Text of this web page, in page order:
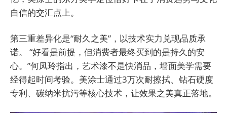
自信的交汇点上。
第三重差异化是“耐久之美”，以技术实力兑现品质承
诺。 “好看是前提，但消费者最终买到的是持久的安
心。”何凤玲指出，艺术漆不是快消品，墙面美学需要
经得起时间考验。美涂士通过3万次耐擦拭、钻石硬度
专利、碳纳米抗污等核心技术，让效果之美真正落地。